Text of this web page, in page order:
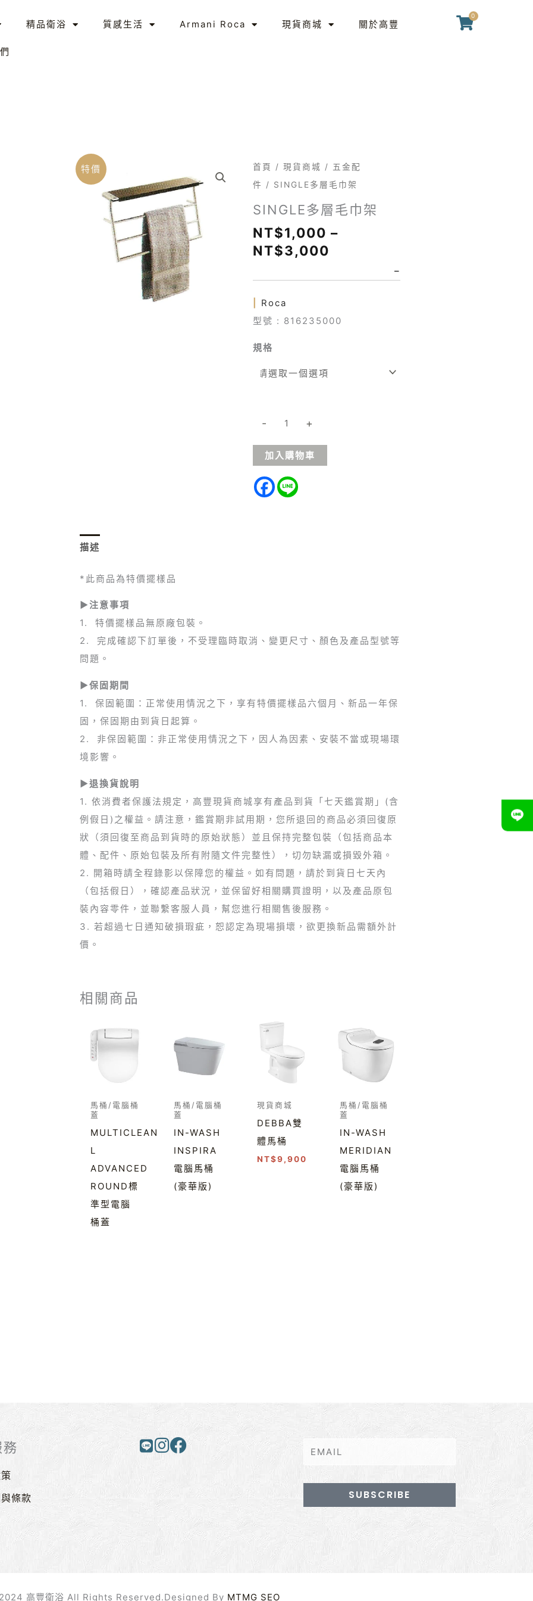
精品衛浴 質感生活 Armani Roca 現貨商城 關於高豐
0
購
特價 首頁 /現貨商城 / 五金配
件
/ SINGLE多層毛巾架
SINGLE多層毛巾架
NT$1,000 –
NT$3,000
價
格
範
圍：
NT$1,000
NT$3,000
–
Roca
型號 : 816235000
規格
-
SINGLE
多
巾
架
+
加入購物車
描述
*此商品為特價擺樣品
►注意事項
1. 特價擺樣品無原廠包裝。
2. 完成確認下訂單後，不受理臨時取消、變更尺寸、顏色及產品型號等
問題。
►保固期間
1. 保固範圍：正常使用情況之下，享有特價擺樣品六個月、新品一年保
固，保固期由到貨日起算。
2. 非保固範圍：非正常使用情況之下，因人為因素、安裝不當或現場環
境影響。
►退換貨說明
1. 依消費者保護法規定，高豐現貨商城享有產品到貨「七天鑑賞期」(含
例假日)之權益。請注意，鑑賞期非試用期，您所退回的商品必須回復原
狀（須回復至商品到貨時的原始狀態）並且保持完整包裝（包括商品本
體、配件、原始包裝及所有附隨文件完整性），切勿缺漏或損毀外箱。
2. 開箱時請全程錄影以保障您的權益。如有問題，請於到貨日七天內
（包括假日），確認產品狀況，並保留好相關購買證明，以及產品原包
裝內容零件，並聯繫客服人員，幫您進行相關售後服務。
3. 若超過七日通知破損瑕疵，恕認定為現場損壞，欲更換新品需額外計
價。
相關商品
馬桶/電腦桶
蓋
MULTICLEAN
L
ADVANCED
ROUND標
準型電腦
桶蓋
馬桶/電腦桶
蓋
IN-WASH
INSPIRA
電腦馬桶
(豪華版)
現貨商城
DEBBA雙
體馬桶
NT$9,900
馬桶/電腦桶
蓋
IN-WASH
MERIDIAN
電腦馬桶
(豪華版)
條款
SUBSCRIBE
高豐衛浴 All Rights Reserved.Designed By MTMG SEO